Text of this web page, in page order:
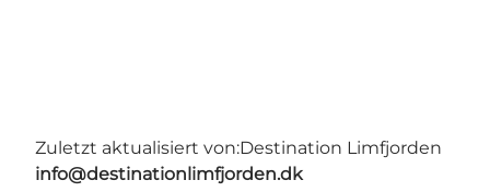
Zuletzt aktualisiert von:Destination Limfjorden
info@destinationlimfjorden.dk